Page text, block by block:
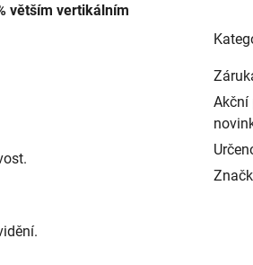
větším vertikálním
Akční